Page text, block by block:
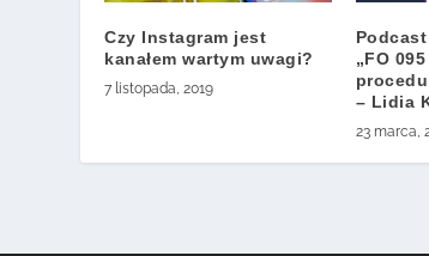
Czy Instagram jest
kanałem wartym uwagi?
7 listopada, 2019
„FO
– Lidia
23 marca,